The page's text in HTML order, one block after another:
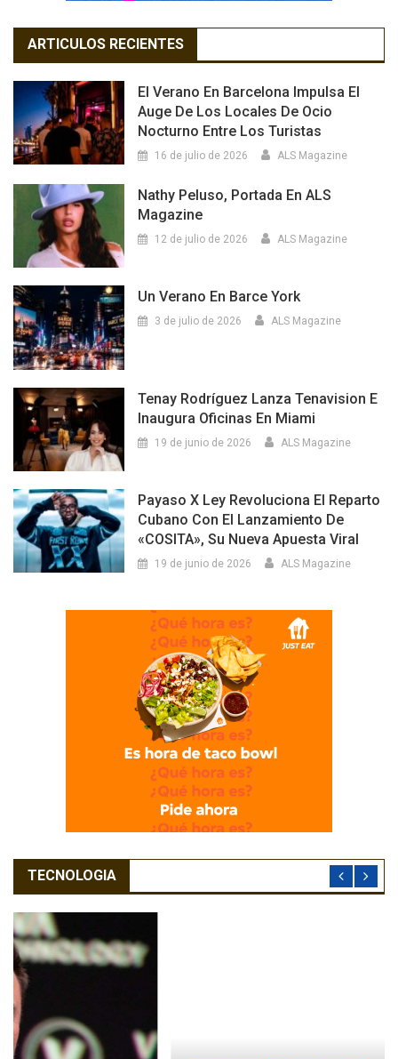
ARTICULOS RECIENTES
El Verano En Barcelona Impulsa El
Auge De Los Locales De Ocio
Nocturno Entre Los Turistas
16 de julio de 2026 ALS Magazine
Nathy Peluso, Portada En ALS
Magazine
12 de julio de 2026 ALS Magazine
Un Verano En Barce York
3 de julio de 2026 ALS Magazine
Tenay Rodríguez Lanza Tenavision E
Inaugura Oficinas En Miami
19 de junio de 2026 ALS Magazine
Payaso X Ley Revoluciona El Reparto
Cubano Con El Lanzamiento De
«COSITA», Su Nueva Apuesta Viral
19 de junio de 2026 ALS Magazine
TECNOLOGIA